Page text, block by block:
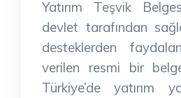
Yatırım Teşvik
devlet tarafından
desteklerden
verilen resmi bir
Türkiye’de yatırım